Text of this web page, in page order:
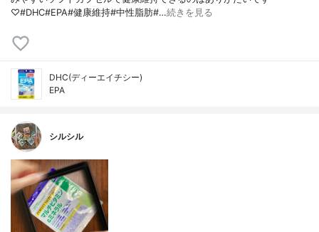
♡#DHC#EPA#健康維持#中性脂肪#…続きを見る
DHC(ディーエイチシー)
EPA
シルシル